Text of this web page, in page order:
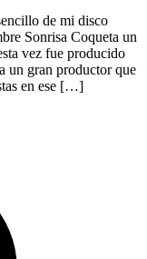
de mi disco
Sonrisa Coqueta un
vez fue producido
un gran productor que
en ese […]